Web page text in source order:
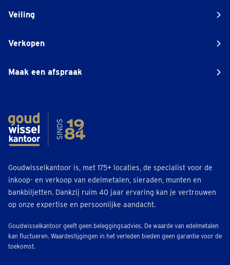
Veiling
Verkopen
Maak een afspraak
Goudwisselkantoor is, met 175+ locaties, de specialist voor de
inkoop- en verkoop van edelmetalen, sieraden, munten en
bankbiljetten. Dankzij ruim 40 jaar ervaring kan je vertrouwen
op onze expertise en persoonlijke aandacht.
Goudwisselkantoor geeft geen beleggingsadvies. De waarde van edelmetalen
kan fluctueren. Waardestijgingen in het verleden bieden geen garantie voor de
toekomst.